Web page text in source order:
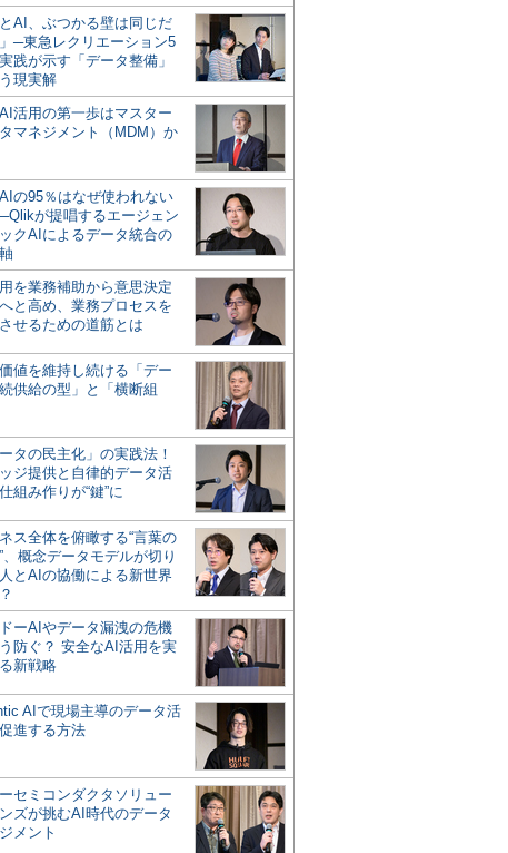
とAI、ぶつかる壁は同じだ
─東急レクリエーション5
践が示す「データ整備」
現実解
活用の第一歩はマスター
マネジメント（MDM）か
の95％はなぜ使われない
が提唱するエージェン
クAIによるデータ統合の
を業務補助から意思決定
と高め、業務プロセスを
せるための道筋とは
値を維持し続ける「デー
供給の型」と「横断組
ータの民主化」の実践法！
ジ提供と自律的データ活
組み作りが“鍵”に
ス全体を俯瞰する“言葉の
、概念データモデルが切り
とAIの協働による新世界
ーAIやデータ漏洩の危機
防ぐ？ 安全なAI活用を実
新戦略
AIで現場主導のデータ活
進する方法
セミコンダクタソリュー
ズが挑むAI時代のデータ
メント